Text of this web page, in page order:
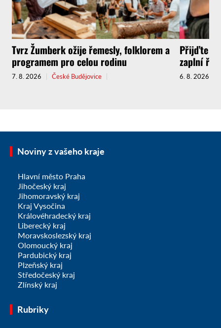
Tvrz Žumberk ožije řemesly, folklorem a
programem pro celou rodinu
7. 8. 2026 České Budějovice
Přijďte
zaplní
6. 8. 2026
Noviny z vašeho kraje
Hlavní město Praha
Jihočeský kraj
Jihomoravský kraj
Kraj Vysočina
Královéhradecký kraj
Liberecký kraj
Moravskoslezský kraj
Olomoucký kraj
Pardubický kraj
Plzeňský kraj
Středočeský kraj
Zlínský kraj
Rubriky